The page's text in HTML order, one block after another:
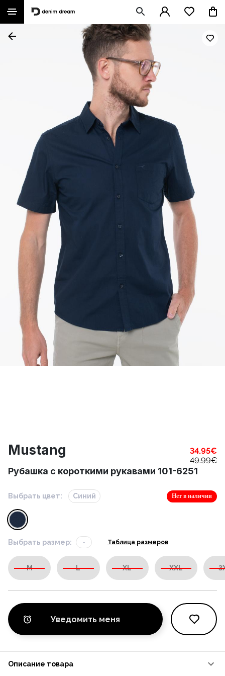
Mustang 34.95€
49.99€
Рубашка с короткими рукавами 101-6251
Выбрать цвет: Синий Нет в наличии
Выбрать размер: - Таблица размеров
M L XL XXL
Уведомить меня
Описание товара